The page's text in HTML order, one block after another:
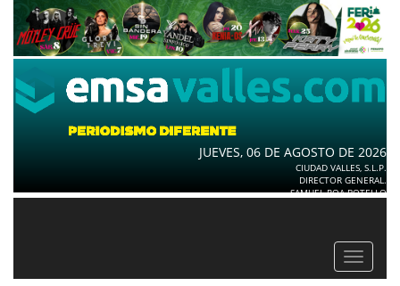
JUEVES, 06 DE AGOSTO DE 2026
CIUDAD VALLES, S.L.P.
DIRECTOR GENERAL.
SAMUEL ROA BOTELLO
Toggle